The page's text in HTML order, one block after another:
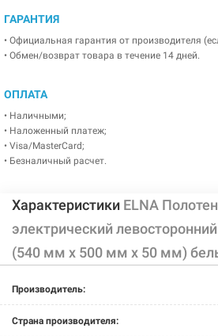
ГАРАНТИЯ
• Официальная гарантия от производителя
• Обмен/возврат товара в течение 14 дней.
ОПЛАТА
• Наличными;
• Наложенный платеж;
• Visa/MasterCard;
• Безналичный расчет.
Характеристики ELNA
электрический
(540 мм х 500 мм х 50 мм)
Производитель:
Страна производителя: